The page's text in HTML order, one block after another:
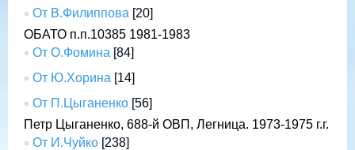
От В.Филиппова [20]
ОБАТО п.п.10385 1981-1983
От О.Фомина [84]
От Ю.Хорина [14]
От П.Цыганенко [56]
Петр Цыганенко, 688-й ОВП, Легница. 1973-1975 г.г.
От И.Чуйко [238]